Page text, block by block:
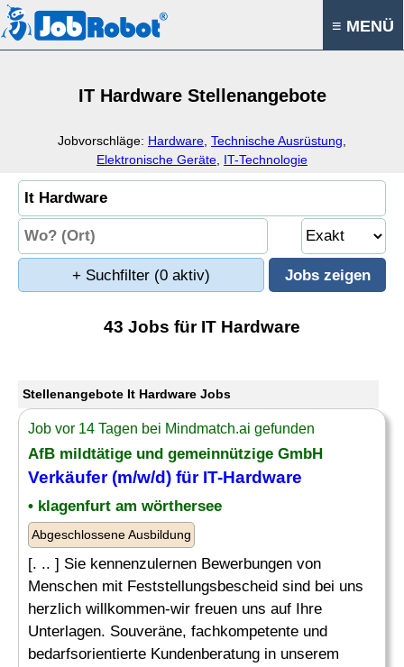
≡ MENÜ
IT Hardware Stellenangebote
Jobvorschläge: Hardware Technische Ausrüstung
Elektronische Geräte IT-Technologie
+ Suchfilter (0 aktiv)
43 Jobs für IT Hardware
Stellenangebote It Hardware Jobs
Job vor 14 Tagen bei Mindmatch.ai gefunden
AfB mildtätige und gemeinnützige GmbH
Verkäufer (m/w/d) für IT-Hardware
• klagenfurt am wörthersee
Abgeschlossene Ausbildung
[. .. ] Sie kennenzulernen Bewerbungen von
Menschen mit Feststellungsbescheid sind bei uns
herzlich willkommen-wir freuen uns auf Ihre
Unterlagen. Souveräne, fachkompetente und
bedarfsorientierte Kundenberatung in unserem